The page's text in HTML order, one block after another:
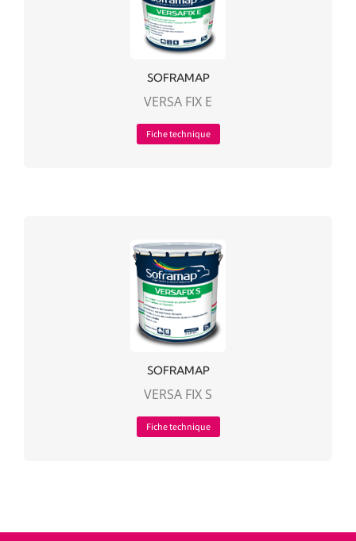
SOFRAMAP
VERSA FIX E
Fiche technique
SOFRAMAP
VERSA FIX S
Fiche technique